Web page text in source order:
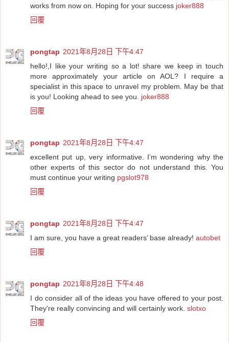
works from now on. Hoping for your success joker888
回覆
pongtap 2021年8月28日 下午4:47
hello!,I like your writing so a lot! share we keep in touch
more approximately your article on AOL? I require a
specialist in this space to unravel my problem. May be that
is you! Looking ahead to see you. joker888
回覆
pongtap 2021年8月28日 下午4:47
excellent put up, very informative. I’m wondering why the
other experts of this sector do not understand this. You
must continue your writing pgslot978
回覆
pongtap 2021年8月28日 下午4:47
I am sure, you have a great readers’ base already! autobet
回覆
pongtap 2021年8月28日 下午4:48
I do consider all of the ideas you have offered to your post.
They’re really convincing and will certainly work. slotxo
回覆